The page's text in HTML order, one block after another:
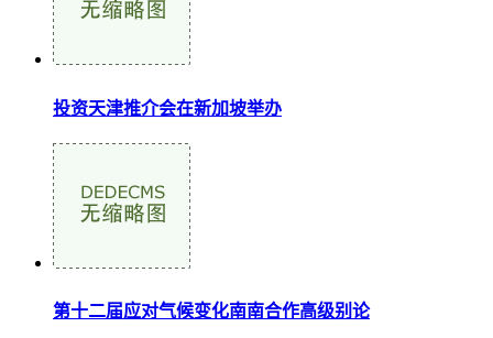
投资天津推介会在新加坡举办
第十二届应对气候变化南南合作高级别论